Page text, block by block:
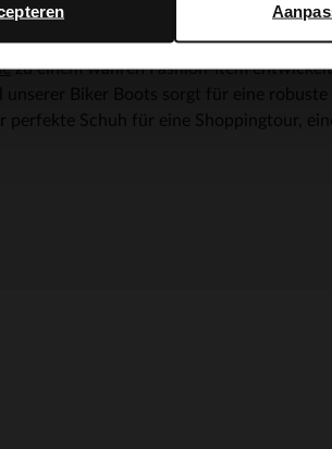
seit Jahren ein beliebtes Trend-Item,
aus bestem Qualitätsleder
zu einem wahren Fashion-Item
Biker Boots sorgt für eine
perfekte Schuh für eine Shoppingtour,